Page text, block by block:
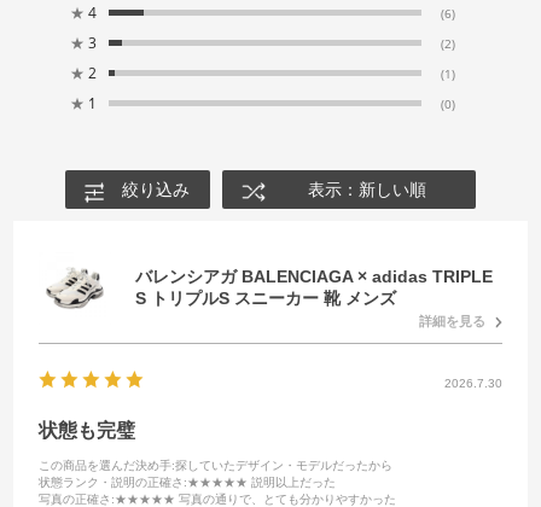
★ 4 (6)
★ 3 (2)
★ 2 (1)
★ 1 (0)
絞り込み 表示：新しい順
バレンシアガ BALENCIAGA × adidas TRIPLE
S トリプルS スニーカー 靴 メンズ
詳細を見る
2026.7.30
状態も完璧
この商品を選んだ決め手:探していたデザイン・モデルだったから
状態ランク・説明の正確さ :★★★★★ 説明以上だった
写真の正確さ :★★★★★ 写真の通りで、とても分かりやすかった